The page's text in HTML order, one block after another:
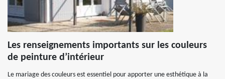
Les renseignements importants sur les couleurs
de peinture d’intérieur
Le mariage des couleurs est essentiel pour apporter une esthétique à la